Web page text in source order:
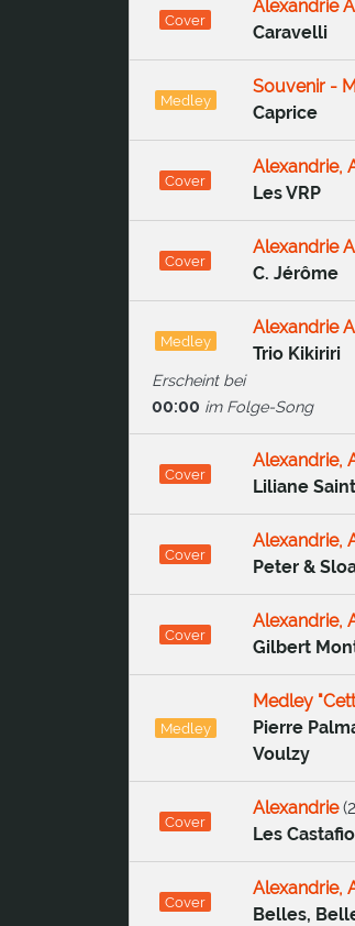
Cover
Alexandrie
Caravelli
Medley
Souvenir -
Caprice
Cover
Alexandrie,
Les VRP
Cover
Alexandrie
C. Jérôme
Medley
Alexandrie
Trio Kikiriri
Erscheint bei
00:00 im Folge-Song
Cover
Alexandrie,
Liliane
Cover
Alexandrie,
Peter &
Cover
Alexandrie,
Gilbert
Medley
Medley
Pierre
Voulzy
Cover
Alexandrie(
Les
Cover
Alexandrie,
Belles,